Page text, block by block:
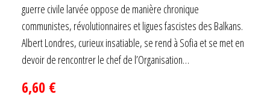
guerre civile larvée oppose de manière chronique
communistes, révolutionnaires et ligues fascistes des Balkans.
Albert Londres, curieux insatiable, se rend à Sofia et se met en
devoir de rencontrer le chef de l’Organisation…
6,60 €